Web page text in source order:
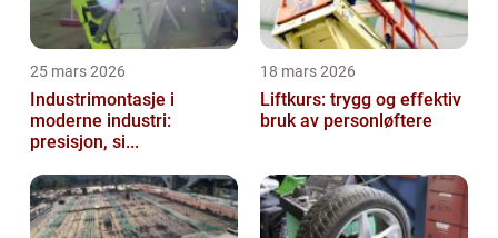
25 mars 2026
Industrimontasje i
moderne industri:
presisjon, si...
18 mars 2026
Liftkurs: trygg og effektiv
bruk av personløftere